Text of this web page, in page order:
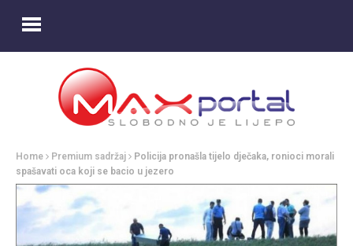
Home Premium sadržaj
Policija pronašla tijelo dječaka, ronioci morali
spašavati oca koji se bacio u jezero